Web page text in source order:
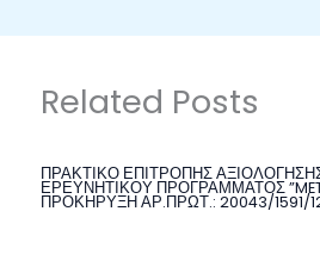
Related Posts
ΠΡΑΚΤΙΚΟ ΕΠΙΤΡΟΠΗΣ
ΕΡΕΥΝΗΤΙΚΟΥ ΠΡΟΓΡΑΜΜΑΤΟΣ
ΠΡΟΚΗΡΥΞΗ ΑΡ.ΠΡΩΤ.: 20043/1591/